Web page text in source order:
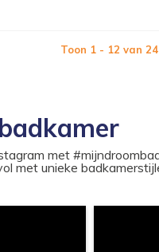
Toon 1 - 12 van 24
met
met unieke